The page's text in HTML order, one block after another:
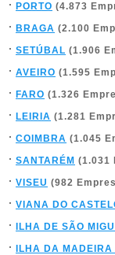
PORTO (4.873
BRAGA (2.100
SETÚBAL (1.906
AVEIRO (1.595
FARO (1.326
LEIRIA (1.281
COIMBRA (1.045
SANTARÉM (1.031
VISEU (982
VIANA DO
ILHA DE SÃO
ILHA DA